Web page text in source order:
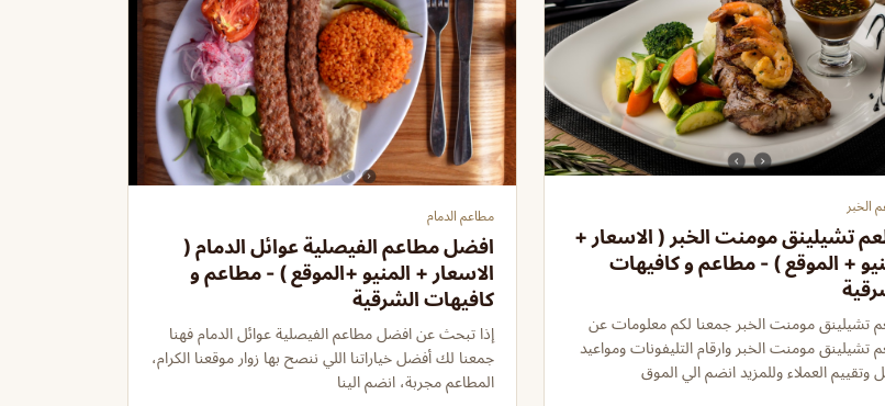
الخبر
تشيلينق مومنت الخبر ( الاسعار +
+ الموقع ) - مطاعم و كافيهات
تشيلينق مومنت الخبر جمعنا لكم معلومات عن
تشيلينق مومنت الخبر وارقام التليفونات ومواعيد
وتقييم العملاء وللمزيد انضم الي الموق
مطاعم الدمام
افضل مطاعم الفيصلية عوائل الدمام (
الاسعار + المنيو +الموقع ) - مطاعم و
كافيهات الشرقية
إذا تبحث عن افضل مطاعم الفيصلية عوائل الدمام فهنا
جمعنا لك أفضل خياراتنا اللي ننصح بها زوار موقعنا الكرام،
المطاعم مجربة، انضم الينا